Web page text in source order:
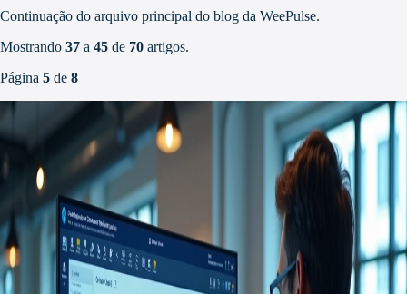
Continuação do arquivo principal do blog da WeePulse.
Mostrando 37 a 45 de 70 artigos.
Página 5 de 8